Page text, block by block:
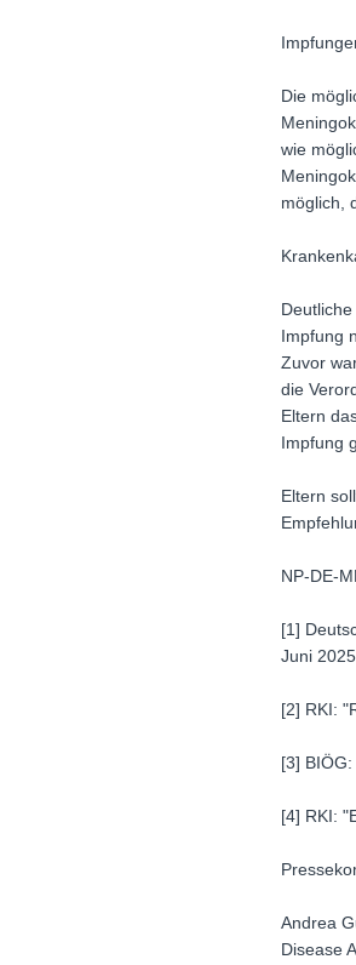
Die
wie
möglich,
Impfung
Zuvor
die
Eltern
Impfung
Eltern
NP-DE-
[1]
Juni 2025.
[2] RKI:
[3]
[4] RKI:
Andrea
Disease